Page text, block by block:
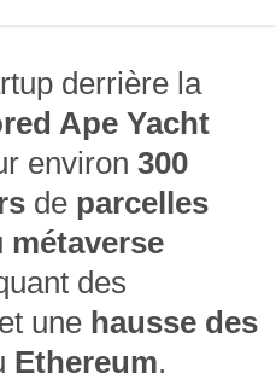
derrière la
Ape Yacht
environ 300
de parcelles
métaverse
des
et une hausse des
Ethereum.